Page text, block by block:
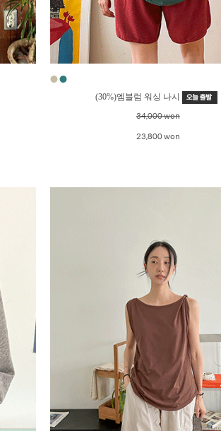
●●
(30%)엠블럼 워싱 나시
34,000 won
23,800 won